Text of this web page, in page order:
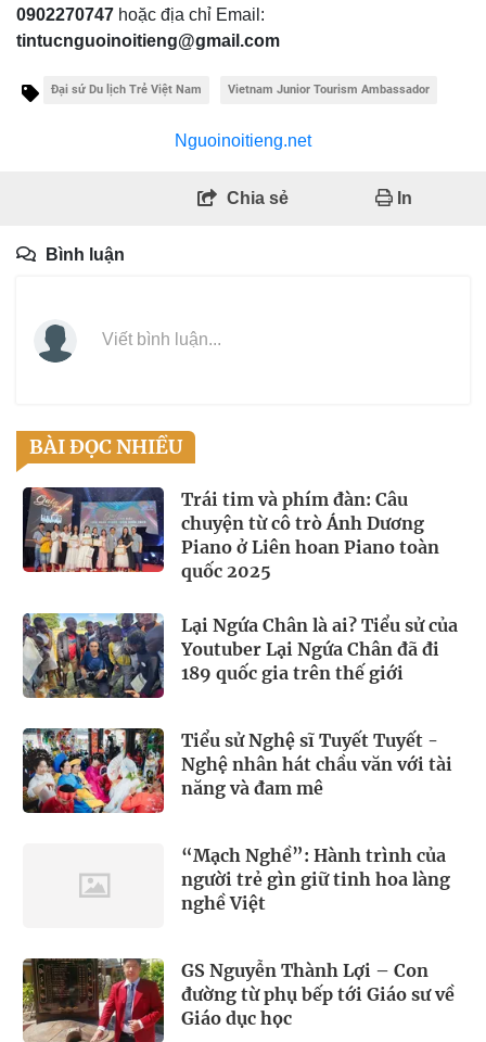
0902270747 hoặc địa chỉ Email:
tintucnguoinoitieng@gmail.com
Đại sứ Du lịch Trẻ Việt Nam Vietnam Junior Tourism Ambassador
Nguoinoitieng.net
Chia sẻ In
Bình luận
Viết bình luận...
BÀI ĐỌC NHIỀU
Trái tim và phím đàn: Câu
chuyện từ cô trò Ánh Dương
Piano ở Liên hoan Piano toàn
quốc 2025
Lại Ngứa Chân là ai? Tiểu sử của
Youtuber Lại Ngứa Chân đã đi
189 quốc gia trên thế giới
Tiểu sử Nghệ sĩ Tuyết Tuyết -
Nghệ nhân hát chầu văn với tài
năng và đam mê
“Mạch Nghề”: Hành trình của
người trẻ gìn giữ tinh hoa làng
nghề Việt
GS Nguyễn Thành Lợi – Con
đường từ phụ bếp tới Giáo sư về
Giáo dục học